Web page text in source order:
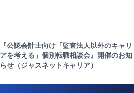
『公認会計士向け「監査法人以外のキャリ
アを考える」個別転職相談会』開催のお知
らせ（ジャスネットキャリア）